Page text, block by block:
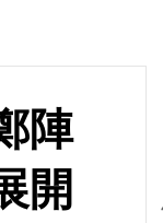
陣
開